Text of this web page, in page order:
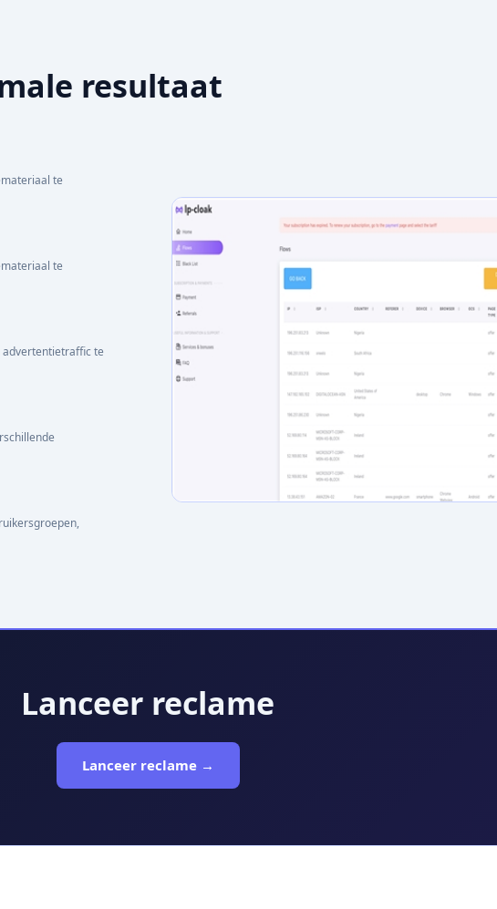
resultaat
te
te
advertentietraffic te
Lanceer reclame
Lanceer reclame →